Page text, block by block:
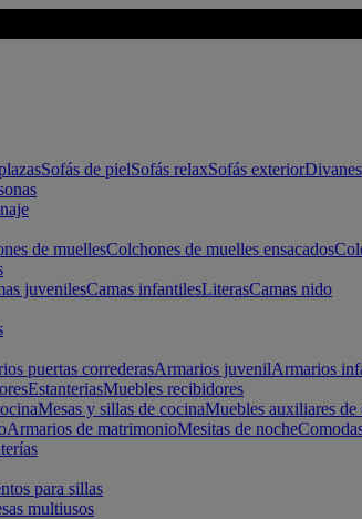
Sofás de pielSofás relaxSofás exteriorDivanes
de muellesColchones de muelles ensacados
juvenilesCamas infantilesLiterasCamas nido
puertas correderasArmarios juvenilArmarios
EstanteriasMuebles recibidores
Mesas y sillas de cocinaMuebles auxiliares de
Armarios de matrimonioMesitas de noche
para sillas
multiusos